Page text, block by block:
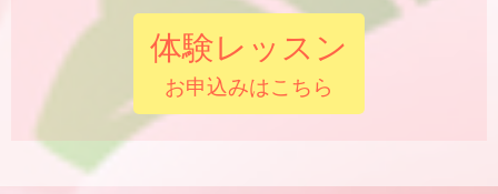
体験レッスン
お申込みはこちら